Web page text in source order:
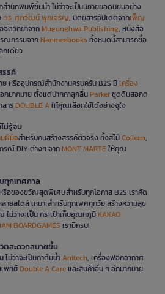
สำนักพิมพ์ชั้นนำ ไม่ว่าจะเป็นนิยายยอดนิยมอย่าง
ดร. ศุภวัฒน์ พุกเจริญ, นิตยสารอัปเดตจากเพ็ญ
จิตวิทยาจากMugunghwa Publishing, หนังสือ
ณกรรมจากNanmeebooks ทั้งหมดนี้สามารถซื้อ
กเดียว
รรค์
หรืออุปกรณ์สำนักงานครบครัน B2S มี เครื่อง
อกมากมาย ตั้งแต่ปากกาลูกลื่นParkerชุดดินสอกด
สารDOUBLE Aให้คุณเลือกใช้ได้อย่างจุใจ
ม่รู้จบ
นฝีมือสำหรับคนสร้างสรรค์ตัวจริง ทั้งสีไม้Colleen,
รณ์ DIY ต่างๆ จากMONT MARTE ให้คุณ
ทุกเทศกาล
อของขวัญสุดพิเศษสำหรับทุกโอกาส B2S เราคัด
ายสไตล์ เหมาะสำหรับทุกเพศทุกวัย สร้างความสุข
ม่ว่าจะเป็น กระเป๋าเก็บอุณหภูมิKAKAO
BOARDGAMES เรามีครบ!
ตสะดวกสบายขึ้น
ไม่ว่าจะเป็นกาต้มน้ำAnitech, เครื่องฟอกอากาศ
พทย์Double A Careและสินค้าอื่น ๆ อีกมากมาย